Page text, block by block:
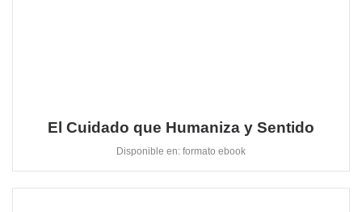
El Cuidado que Humaniza y Sentido
Disponible en: formato ebook